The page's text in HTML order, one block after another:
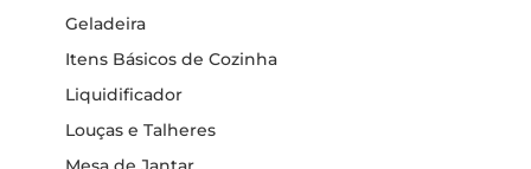
Geladeira
Itens Básicos de Cozinha
Liquidificador
Louças e Talheres